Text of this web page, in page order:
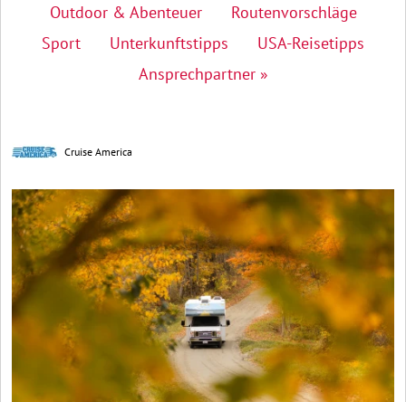
Outdoor & Abenteuer
Routenvorschläge
Sport
Unterkunftstipps
USA-Reisetipps
Ansprechpartner »
Cruise America